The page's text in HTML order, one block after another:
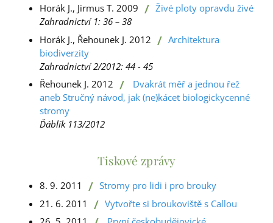
Horák J., Jirmus T. 2009 / Živé ploty opravdu živé
Zahradnictví 1: 36 – 38
Horák J., Řehounek J. 2012 / Architektura
biodiverzity
Zahradnictví 2/2012: 44 - 45
Řehounek J. 2012 /
Dvakrát měř a jednou řež
aneb Stručný návod, jak (ne)kácet biologickycenné
stromy
Ďáblík 113/2012
Tiskové zprávy
8. 9. 2011 / Stromy pro lidi i pro brouky
21. 6. 2011
/ Vytvořte si broukoviště s Callou